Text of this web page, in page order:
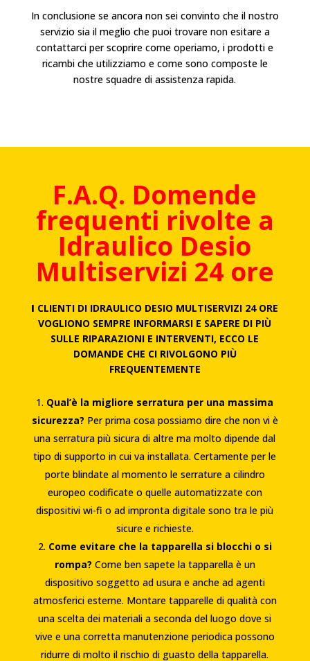
In conclusione se ancora non sei convinto che il nostro
servizio sia il meglio che puoi trovare non esitare a
contattarci per scoprire come operiamo, i prodotti e
ricambi che utilizziamo e come sono composte le
nostre squadre di assistenza rapida.
F.A.Q. Domende
frequenti rivolte a
Idraulico Desio
Multiservizi 24 ore
I CLIENTI DI IDRAULICO DESIO MULTISERVIZI 24 ORE
VOGLIONO SEMPRE INFORMARSI E SAPERE DI PIÙ
SULLE RIPARAZIONI E INTERVENTI, ECCO LE
DOMANDE CHE CI RIVOLGONO PIÙ
FREQUENTEMENTE
Qual’è la migliore serratura per una massima
sicurezza? Per prima cosa possiamo dire che non vi è
una serratura più sicura di altre ma molto dipende dal
tipo di supporto in cui va installata. Certamente per le
porte blindate al momento le serrature a cilindro
europeo codificate o quelle automatizzate con
dispositivi wi-fi o ad impronta digitale sono tra le più
sicure e richieste.
Come evitare che la tapparella si blocchi o si
rompa? Come ben sapete la tapparella è un
dispositivo soggetto ad usura e anche ad agenti
atmosferici esterne. Montare tapparelle di qualità con
una scelta dei materiali a seconda del luogo dove si
vive e una corretta manutenzione periodica possono
ridurre di molto il rischio di guasto della tapparella.